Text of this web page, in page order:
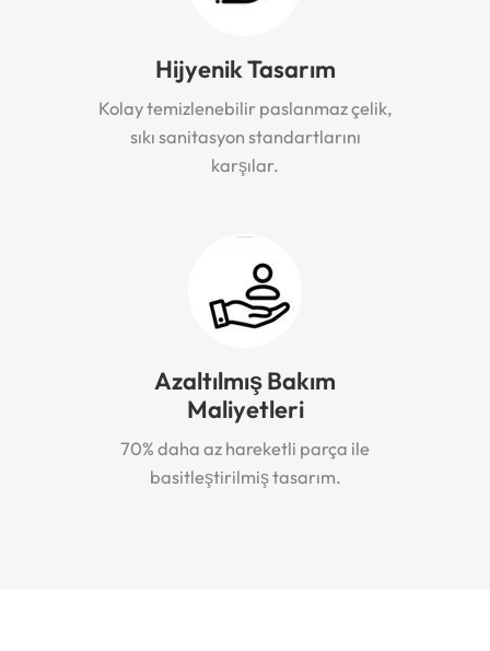
Hijyenik Tasarım
Kolay temizlenebilir paslanmaz çelik,
sıkı sanitasyon standartlarını
karşılar.
Azaltılmış Bakım
Maliyetleri
70% daha az hareketli parça ile
basitleştirilmiş tasarım.